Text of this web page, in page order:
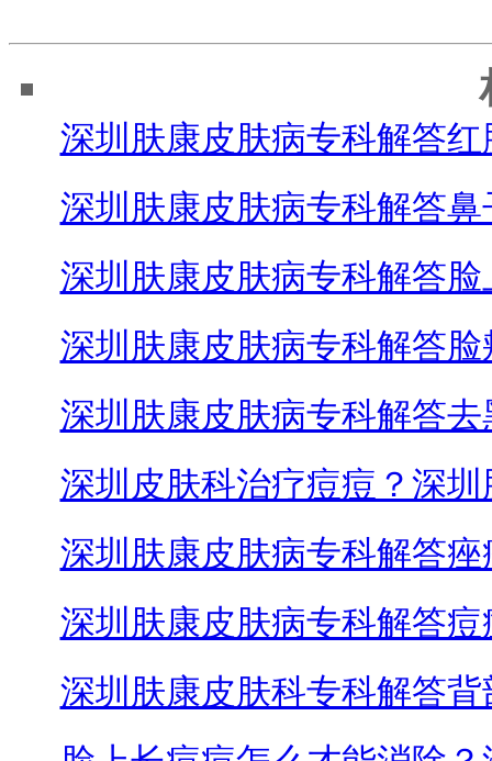
深圳肤康皮肤病专科解答红
深圳肤康皮肤病专科解答鼻
深圳肤康皮肤病专科解答脸
深圳肤康皮肤病专科解答脸
深圳肤康皮肤病专科解答去
深圳皮肤科治疗痘痘？深圳
深圳肤康皮肤病专科解答痤
深圳肤康皮肤病专科解答痘
深圳肤康皮肤科专科解答背